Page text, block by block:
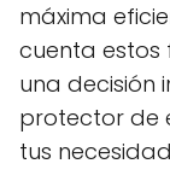
máxima
cuenta
una decisión
protector de
tus